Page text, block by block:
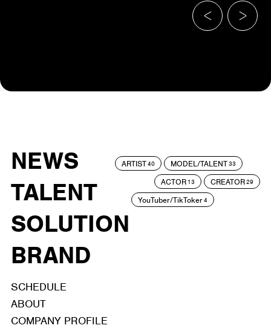
NEWS
TALENT
SOLUTION
BRAND
ARTIST40 MODEL/TALENT33
ACTOR 13 CREATOR29
YouTuber/TikToker4
SCHEDULE
ABOUT
COMPANY PROFILE